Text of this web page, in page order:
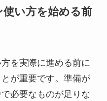
使い方を始める前
を実際に進める前に
が重要です。準備が
必要なものが足りな